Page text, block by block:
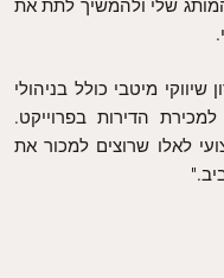
שלי ולהמשיך לתת את
מיטבי כולל בניהולי
הדירות בפרוייקט.
לאלו שרוצים למכור את